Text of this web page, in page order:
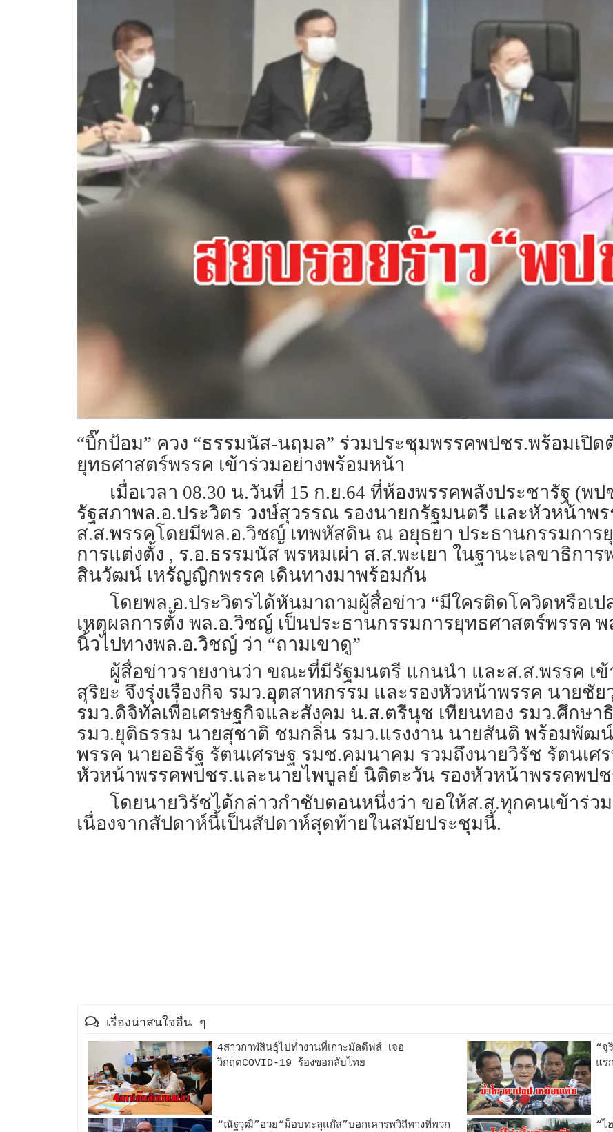
“บิ๊กป้อม” ควง “ธรรมนัส-นฤมล” ร่วมประชุมพรรคพปชร.พร้อมเปิ
ยุทธศาสตร์พรรค เข้าร่วมอย่างพร้อมหน้า
เมื่อเวลา 08.30 น.วันที่ 15 ก.ย.64 ที่ห้องพรรคพลังประชารัฐ (พ
รัฐสภาพล.อ.ประวิตร วงษ์สุวรรณ รองนายกรัฐมนตรี และหัวหน้าพ
ส.ส.พรรคโดยมีพล.อ.วิชญ์ เทพหัสดิน ณ อยุธยา ประธานกรรมการ
การแต่งตั้ง , ร.อ.ธรรมนัส พรหมเผ่า ส.ส.พะเยา ในฐานะเลขาธิก
สินวัฒน์ เหรัญญิกพรรค เดินทางมาพร้อมกัน
โดยพล.อ.ประวิตรได้หันมาถามผู้สื่อข่าว “มีใครติดโควิดหรือเป
เหตุผลการตั้ง พล.อ.วิชญ์ เป็นประธานกรรมการยุทธศาสตร์พรรค
นิ้วไปทางพล.อ.วิชญ์ ว่า “ถามเขาดู”
ผู้สื่อข่าวรายงานว่า ขณะที่มีรัฐมนตรี แกนนำ และส.ส.พรรค เข้
สุริยะ จึงรุ่งเรืองกิจ รมว.อุตสาหกรรม และรองหัวหน้าพรรค นาย
รมว.ดิจิทัลเพื่อเศรษฐกิจและสังคม น.ส.ตรีนุช เทียนทอง รมว.ศึกษ
รมว.ยุติธรรม นายสุชาติ ชมกลิ่น รมว.แรงงาน นายสันติ พร้อมพัฒ
พรรค นายอธิรัฐ รัตนเศรษฐ รมช.คมนาคม รวมถึงนายวิรัช รัตนเศ
หัวหน้าพรรคพปชร.และนายไพบูลย์ นิติตะวัน รองหัวหน้าพรรคพปช
โดยนายวิรัชได้กล่าวกำชับตอนหนึ่งว่า ขอให้ส.ส.ทุกคนเข้าร่ว
เนื่องจากสัปดาห์นี้เป็นสัปดาห์สุดท้ายในสมัยประชุมนี้.
เรื่องน่าสนใจอื่น ๆ
4สาวกาฬสินธุ์ไปทำงานที่เกาะมัลดีฟส์ เจอ
วิกฤตCOVID-19 ร้องขอกลับไทย
“จุ
แร
“ณัฐวุฒิ”อวย“ม็อบทะลุแก๊ส”บอกเคารพวิถีทางที่พวก
“ไ